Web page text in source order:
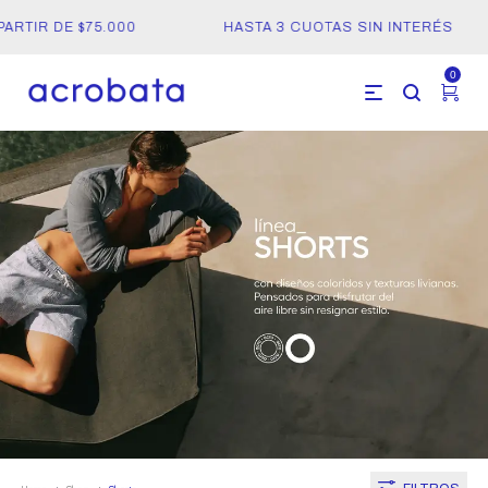
DE $75.000 HASTA 3 CUOTAS SIN INTERÉS
0